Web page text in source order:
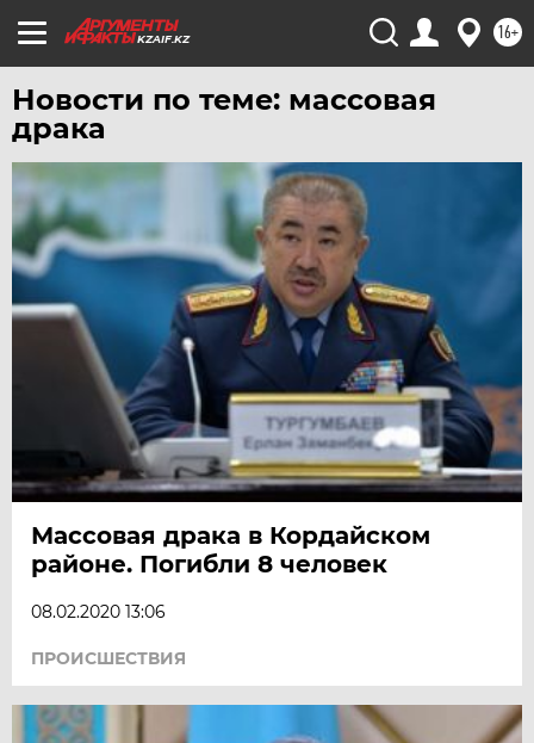
KZAIF.KZ 16+
Новости по теме: массовая
драка
Массовая драка в Кордайском
районе. Погибли 8 человек
08.02.2020 13:06
ПРОИСШЕСТВИЯ